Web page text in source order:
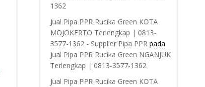
1362
Jual Pipa PPR Rucika Green KOTA
MOJOKERTO Terlengkap | 0813-
3577-1362 - Supplier Pipa PPRpada
Jual Pipa PPR Rucika Green NGANJUK
Terlengkap | 0813-3577-1362
Jual Pipa PPR Rucika Green KOTA